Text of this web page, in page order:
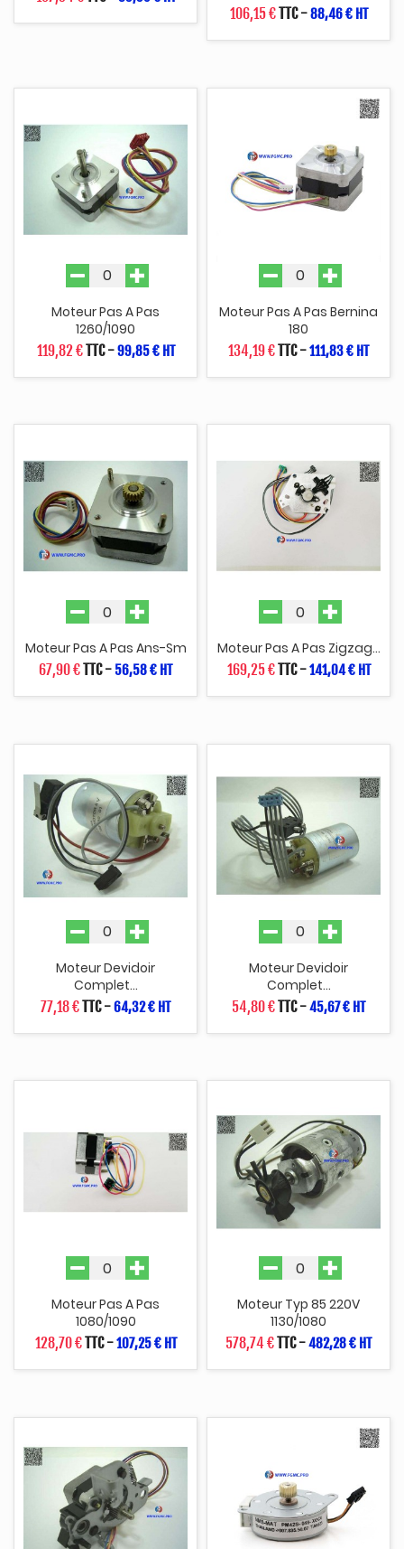
106,15 €TTC-88,46 € HT
Moteur Pas A Pas
1260/1090
119,82 €TTC-99,85 € HT
Moteur Pas A Pas Bernina
180
134,19 €TTC-111,83 € HT
Moteur Pas A Pas Ans-Sm
67,90 €TTC- 56,58 € HT
Moteur Pas A Pas Zigzag...
169,25 €TTC-141,04 € HT
Moteur Devidoir
Complet...
77,18 €TTC-64,32 € HT
Moteur Devidoir
Complet...
54,80 €TTC-45,67 € HT
Moteur Pas A Pas
1080/1090
128,70 €TTC-107,25 € HT
Moteur Typ 85 220V
1130/1080
578,74 €TTC-482,28 € HT